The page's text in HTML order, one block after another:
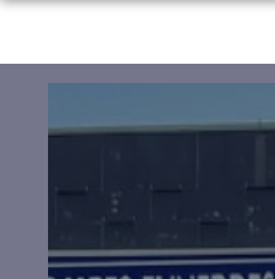
NOS AGENCES
NEUVILLE-LÈS-DIEPPE
ESPACES HOMMAGES